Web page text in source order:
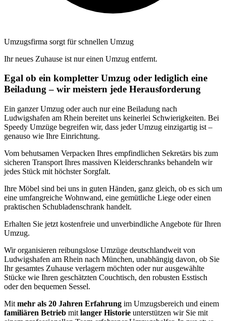
Umzugsfirma sorgt für schnellen Umzug
Ihr neues Zuhause ist nur einen Umzug entfernt.
Egal ob ein kompletter Umzug oder lediglich eine
Beiladung – wir meistern jede Herausforderung
Ein ganzer Umzug oder auch nur eine Beiladung nach
Ludwigshafen am Rhein bereitet uns keinerlei Schwierigkeiten. Bei
Speedy Umzüge begreifen wir, dass jeder Umzug einzigartig ist –
genauso wie Ihre Einrichtung.
Vom behutsamen Verpacken Ihres empfindlichen Sekretärs bis zum
sicheren Transport Ihres massiven Kleiderschranks behandeln wir
jedes Stück mit höchster Sorgfalt.
Ihre Möbel sind bei uns in guten Händen, ganz gleich, ob es sich um
eine umfangreiche Wohnwand, eine gemütliche Liege oder einen
praktischen Schubladenschrank handelt.
Erhalten Sie jetzt kostenfreie und unverbindliche Angebote für Ihren
Umzug.
Wir organisieren reibungslose Umzüge deutschlandweit von
Ludwigshafen am Rhein nach München, unabhängig davon, ob Sie
Ihr gesamtes Zuhause verlagern möchten oder nur ausgewählte
Stücke wie Ihren geschätzten Couchtisch, den robusten Esstisch
oder den bequemen Sessel.
Mit mehr als 20 Jahren Erfahrung im Umzugsbereich und einem
familiären Betrieb mit langer Historie unterstützen wir Sie mit